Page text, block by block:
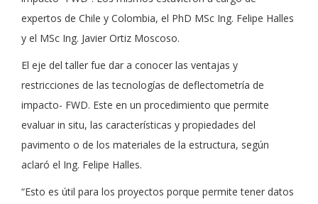
expertos de Chile y Colombia, el PhD MSc Ing. Felipe Halles
y el MSc Ing. Javier Ortiz Moscoso.
El eje del taller fue dar a conocer las ventajas y
restricciones de las tecnologías de deflectometría de
impacto- FWD. Este en un procedimiento que permite
evaluar in situ, las características y propiedades del
pavimento o de los materiales de la estructura, según
aclaró el Ing. Felipe Halles.
“Esto es útil para los proyectos porque permite tener datos